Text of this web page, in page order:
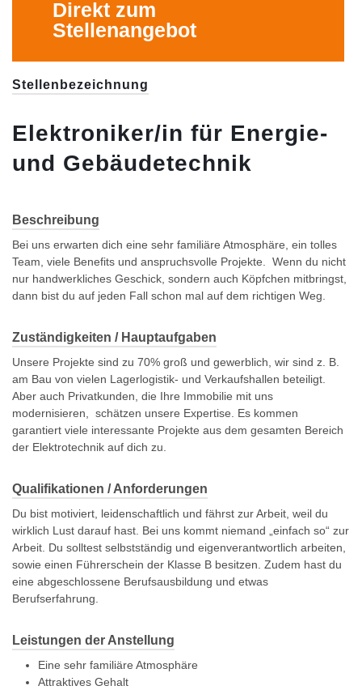
Direkt zum
Stellenangebot
Stellenbezeichnung
Elektroniker/in für Energie-
und Gebäudetechnik
Beschreibung
Bei uns erwarten dich eine sehr familiäre Atmosphäre, ein tolles
Team, viele Benefits und anspruchsvolle Projekte. Wenn du nicht
nur handwerkliches Geschick, sondern auch Köpfchen mitbringst,
dann bist du auf jeden Fall schon mal auf dem richtigen Weg.
Zuständigkeiten / Hauptaufgaben
Unsere Projekte sind zu 70% groß und gewerblich, wir sind z. B.
am Bau von vielen Lagerlogistik- und Verkaufshallen beteiligt.
Aber auch Privatkunden, die Ihre Immobilie mit uns
modernisieren, schätzen unsere Expertise. Es kommen
garantiert viele interessante Projekte aus dem gesamten Bereich
der Elektrotechnik auf dich zu.
Qualifikationen / Anforderungen
Du bist motiviert, leidenschaftlich und fährst zur Arbeit, weil du
wirklich Lust darauf hast. Bei uns kommt niemand „einfach so“ zur
Arbeit. Du solltest selbstständig und eigenverantwortlich arbeiten,
sowie einen Führerschein der Klasse B besitzen. Zudem hast du
eine abgeschlossene Berufsausbildung und etwas
Berufserfahrung.
Leistungen der Anstellung
Eine sehr familiäre Atmosphäre
Attraktives Gehalt